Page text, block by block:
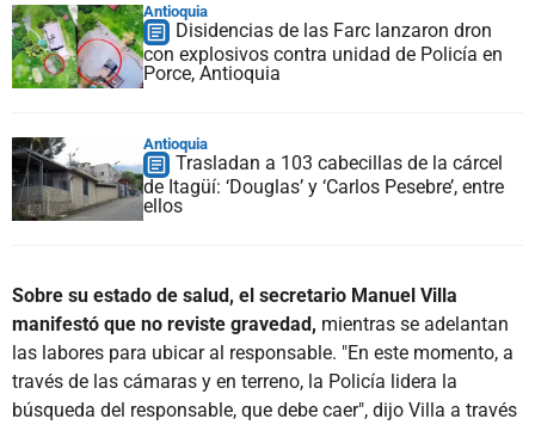
Antioquia
Disidencias de las Farc lanzaron dron
con explosivos contra unidad de Policía en
Porce, Antioquia
Antioquia
Trasladan a 103 cabecillas de la cárcel
de Itagüí: ‘Douglas’ y ‘Carlos Pesebre’, entre
ellos
Sobre su estado de salud, el secretario Manuel Villa
manifestó que no reviste gravedad, mientras se adelantan
las labores para ubicar al responsable. "En este momento, a
través de las cámaras y en terreno, la Policía lidera la
búsqueda del responsable, que debe caer", dijo Villa a través